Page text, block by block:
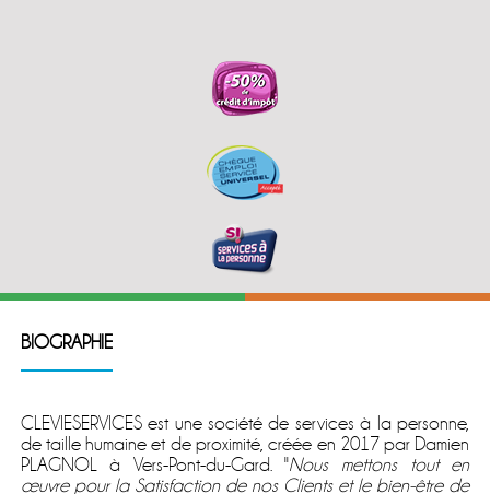
BIOGRAPHIE
CLEVIESERVICES est une société de services à la personne,
de taille humaine et de proximité, créée en 2017 par Damien
PLAGNOL à Vers-Pont-du-Gard. ''Nous mettons tout en
œuvre pour la Satisfaction de nos Clients et le bien-être de